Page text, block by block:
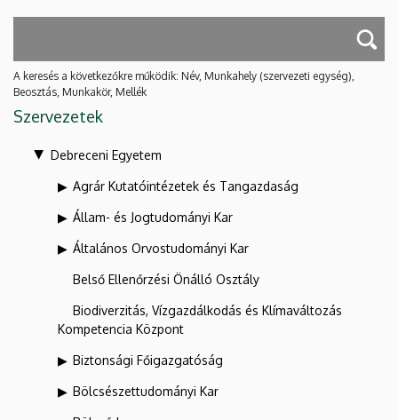
A keresés a következőkre működik: Név, Munkahely (szervezeti egység),
Beosztás, Munkakör, Mellék
Szervezetek
Debreceni Egyetem
Agrár Kutatóintézetek és Tangazdaság
Állam- és Jogtudományi Kar
Általános Orvostudományi Kar
Belső Ellenőrzési Önálló Osztály
Biodiverzitás, Vízgazdálkodás és Klímaváltozás
Kompetencia Központ
Biztonsági Főigazgatóság
Bölcsészettudományi Kar